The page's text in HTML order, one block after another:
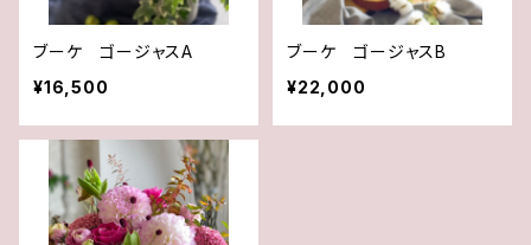
ブーケ ゴージャスA
¥16,500
ブーケ ゴージャスB
¥22,000